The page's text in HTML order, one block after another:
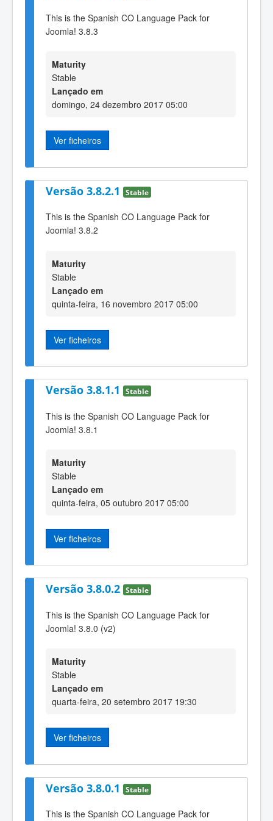
This is the Spanish CO Language Pack for
Joomla! 3.8.3
Maturity
Stable
Lançado em
domingo, 24 dezembro 2017 05:00
Ver ficheiros
Versão 3.8.2.1 Stable
This is the Spanish CO Language Pack for
Joomla! 3.8.2
Maturity
Stable
Lançado em
quinta-feira, 16 novembro 2017 05:00
Ver ficheiros
Versão 3.8.1.1 Stable
This is the Spanish CO Language Pack for
Joomla! 3.8.1
Maturity
Stable
Lançado em
quinta-feira, 05 outubro 2017 05:00
Ver ficheiros
Versão 3.8.0.2 Stable
This is the Spanish CO Language Pack for
Joomla! 3.8.0 (v2)
Maturity
Stable
Lançado em
quarta-feira, 20 setembro 2017 19:30
Ver ficheiros
Versão 3.8.0.1 Stable
This is the Spanish CO Language Pack for